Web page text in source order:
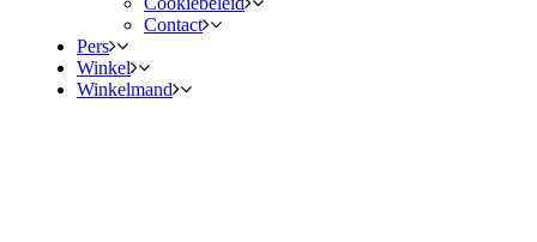
Contact
Pers
Winkel
Winkelmand